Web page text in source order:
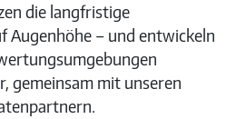
die langfristige
Augenhöhe – und entwickeln
gemeinsam mit unseren